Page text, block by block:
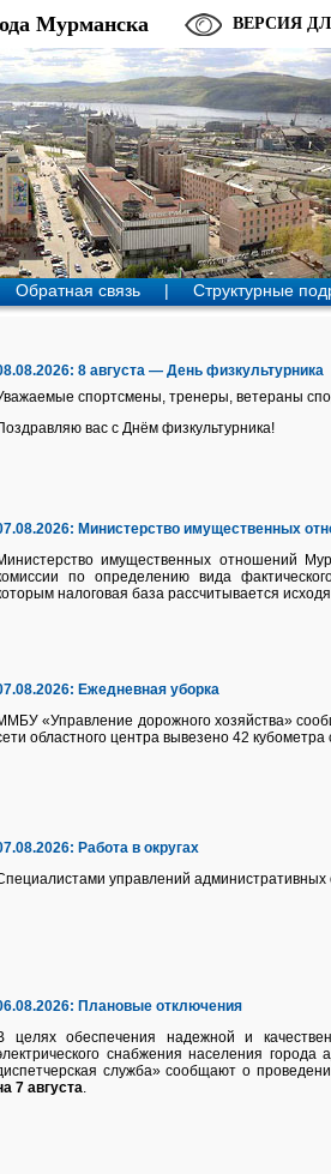
Мурманска ВЕРСИЯ
Обратная связь | Структурные
8 августа — День физкультурника
спортсмены, тренеры, ветераны
вас с Днём физкультурника!
Министерство имущественных
имущественных отношений
по определению вида
налоговая база рассчитывается
Ежедневная уборка
«Управление дорожного хозяйства»
областного центра вывезено 42 кубометра
Работа в округах
управлений административных
Плановые отключения
целях обеспечения надежной и
снабжения населения
служба» сообщают о
7 августа.